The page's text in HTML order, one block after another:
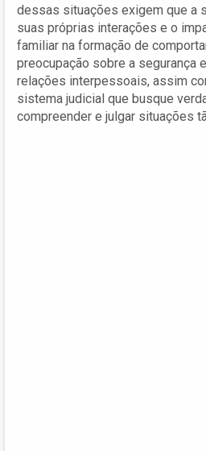
dessas situações exigem que a
suas próprias interações e o
familiar na formação de
preocupação sobre a segurança
relações interpessoais, assim
sistema judicial que busque
compreender e julgar situações